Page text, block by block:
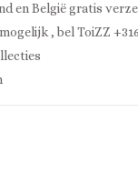
en België gratis
, bel ToiZZ